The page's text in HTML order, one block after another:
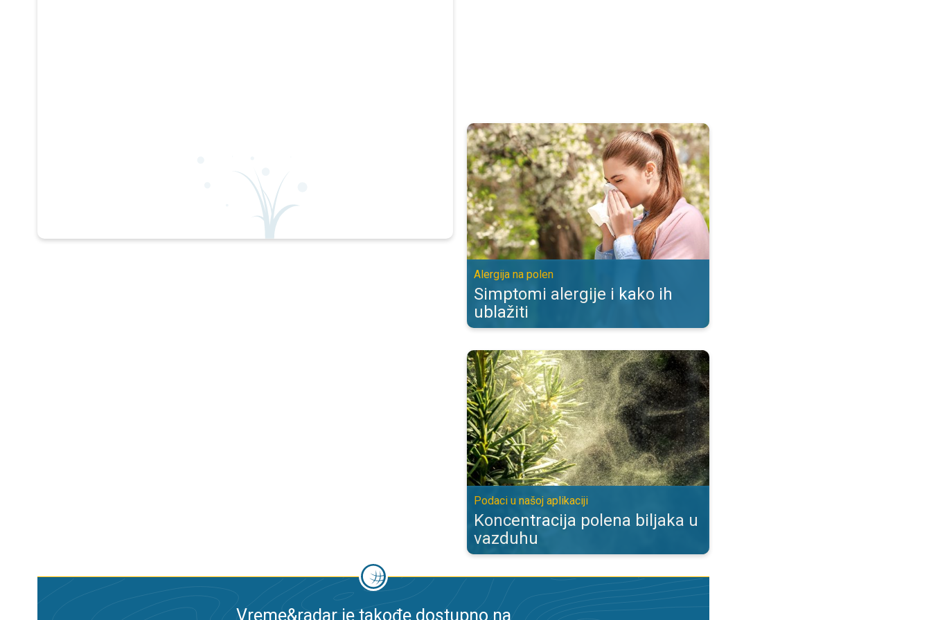
Simptomi alergije i kako ih ublažiti. Alergija na polen. . .
Alergija na polen
Simptomi alergije i kako ih
ublažiti
Koncentracija polena biljaka u vazduhu. Podaci u našoj aplikaciji. . .
Podaci u našoj aplikaciji
Koncentracija polena biljaka u
vazduhu
Vreme&radar je takođe dostupno na